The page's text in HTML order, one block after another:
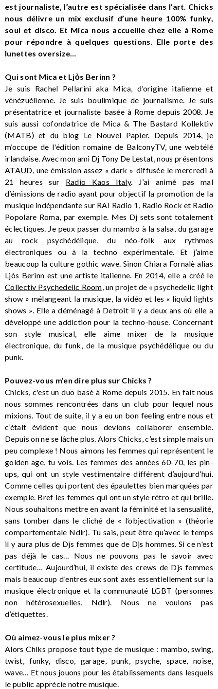
est journaliste, l’autre est spécialisée dans l’art. Chicks
nous délivre un mix exclusif d’une heure 100% funky,
soul et disco. Et Mica nous accueille chez elle à Rome
pour répondre à quelques questions. Elle porte des
lunettes oversize…
Qui sont Mica et Ljὸs Berinn ?
Je suis Rachel Pellarini aka Mica, d’origine italienne et
vénézuélienne. Je suis boulimique de journalisme. Je suis
présentatrice et journaliste basée à Rome depuis 2008. Je
suis aussi cofondatrice de Mica & The Bastard Kollektiv
(MATB) et du blog Le Nouvel Papier. Depuis 2014, je
m’occupe de l'édition romaine de BalconyTV, une webtélé
irlandaise. Avec mon ami Dj Tony De Lestat, nous présentons
ATAUD , une émission assez « dark » diffusée le mercredi à
21 heures sur Radio Kaos Italy. J’ai animé pas mal
d’émissions de radio ayant pour objectif la promotion de la
musique indépendante sur RAI Radio 1, Radio Rock et Radio
Popolare Roma, par exemple. Mes Dj sets sont totalement
éclectiques. Je peux passer du mambo à la salsa, du garage
au rock psychédélique, du néo-folk aux rythmes
électroniques ou à la techno expérimentale. Et j’aime
beaucoup la culture gothic wave. Sinon Chiara Fornalè alias
Ljòs Berinn est une artiste italienne. En 2014, elle a créé le
Collectiv Psychedelic Room , un projet de « psychedelic light
show » mélangeant la musique, la vidéo et les « liquid lights
shows ». Elle a déménagé à Detroit il y a deux ans où elle a
développé une addiction pour la techno-house. Concernant
son style musical, elle aime mixer de la musique
électronique, du funk, de la musique psychédélique ou du
punk.
Pouvez-vous m’en dire plus sur Chicks ?
Chicks, c'est un duo basé à Rome depuis 2015. En fait nous
nous sommes rencontrées dans un club pour lequel nous
mixions. Tout de suite, il y a eu un bon feeling entre nous et
c’était évident que nous devions collaborer ensemble.
Depuis on ne se lâche plus. Alors Chicks, c’est simple mais un
peu complexe ! Nous aimons les femmes qui représentent le
golden age, tu vois. Les femmes des années 60-70, les pin-
ups, qui ont un style vestimentaire différent d’aujourd’hui.
Comme celles qui portent des épaulettes bien marquées par
exemple. Bref les femmes qui ont un style rétro et qui brille.
Nous souhaitons mettre en avant la féminité et la sensualité,
sans tomber dans le cliché de « l’objectivation » (théorie
comportementale Ndlr). Tu sais, peut être qu’avec le temps
il y aura plus de Djs femmes que de Djs hommes. Si ce n'est
pas déjà le cas… Nous ne pouvons pas le savoir avec
certitude… Aujourd’hui, il existe des crews de Djs femmes
mais beaucoup d'entres eux sont axés essentiellement sur la
musique électronique et la communauté LGBT (personnes
non hétérosexuelles, Ndlr). Nous ne voulons pas
d’étiquettes.
Où aimez-vous le plus mixer ?
Alors Chiks propose tout type de musique : mambo, swing,
twist, funky, disco, garage, punk, psyche, space, noise,
wave… Et nous jouons pour les établissements dans lesquels
le public apprécie notre musique.